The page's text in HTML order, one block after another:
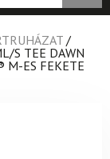
/
S TEE DAWN
M-ES FEKETE